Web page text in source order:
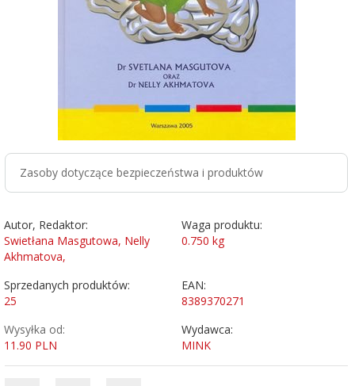
Zasoby dotyczące bezpieczeństwa i produktów
Autor, Redaktor:
Swietłana Masgutowa, Nelly
Akhmatova,
Waga produktu:
0.750 kg
Sprzedanych produktów:
25
EAN:
8389370271
Wysyłka od:
11.90 PLN
Wydawca:
MINK